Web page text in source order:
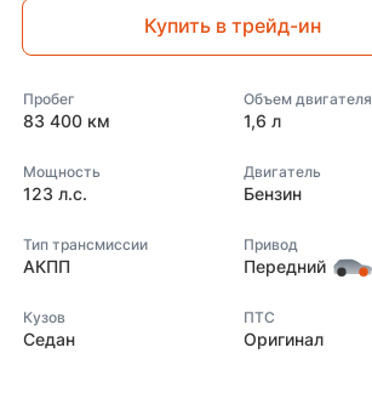
Купить в трейд-ин
Пробег
83 400 км
Объем двигателя
1,6 л
Мощность
123 л.с.
Двигатель
Бензин
Тип трансмиссии
АКПП
Привод
Передний
Кузов
Седан
ПТС
Оригинал